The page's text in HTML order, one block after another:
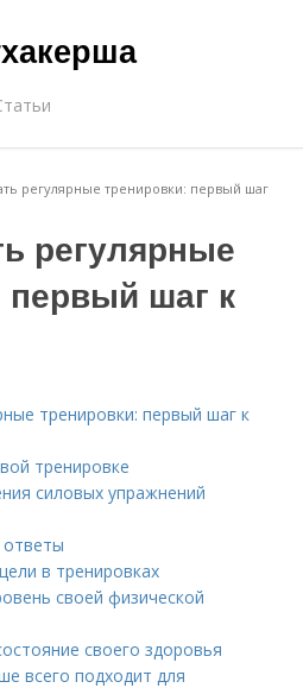
регулярные тренировки: первый шаг
регулярные
первый шаг к
тренировки: первый шаг к
тренировке
силовых упражнений
в тренировках
своей физической
своего здоровья
всего подходит для